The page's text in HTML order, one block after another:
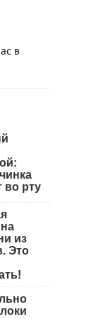
в
во рту
из
Это